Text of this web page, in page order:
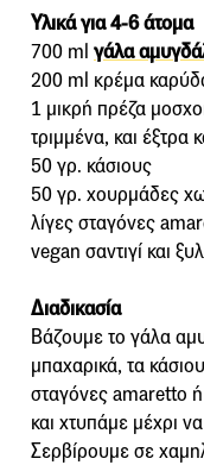
Υλικά για 4-6 άτομα
700 ml γάλα
200 ml κρέμα
1 μικρή πρέζα
τριμμένα, και έξτρα
50 γρ. κάσιους
50 γρ. χουρμάδες
λίγες σταγόνες
vegan σαντιγί και
Διαδικασία
Βάζουμε το γάλα
μπαχαρικά, τα
σταγόνες amaretto
και χτυπάμε μέχρι
Σερβίρουμε σε